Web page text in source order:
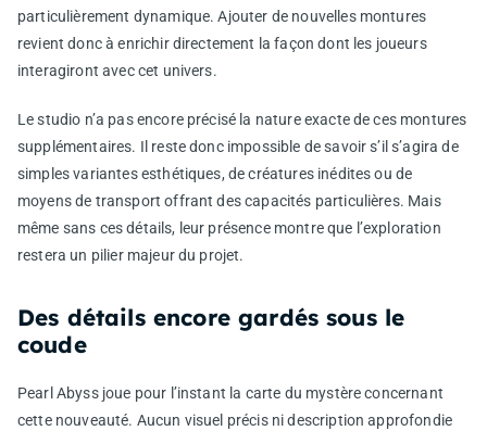
particulièrement dynamique. Ajouter de nouvelles montures
revient donc à enrichir directement la façon dont les joueurs
interagiront avec cet univers.
Le studio n’a pas encore précisé la nature exacte de ces montures
supplémentaires. Il reste donc impossible de savoir s’il s’agira de
simples variantes esthétiques, de créatures inédites ou de
moyens de transport offrant des capacités particulières. Mais
même sans ces détails, leur présence montre que l’exploration
restera un pilier majeur du projet.
Des détails encore gardés sous le
coude
Pearl Abyss joue pour l’instant la carte du mystère concernant
cette nouveauté. Aucun visuel précis ni description approfondie